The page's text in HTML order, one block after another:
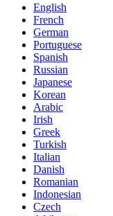
English
French
German
Portuguese
Spanish
Russian
Japanese
Korean
Arabic
Irish
Greek
Turkish
Italian
Danish
Romanian
Indonesian
Czech